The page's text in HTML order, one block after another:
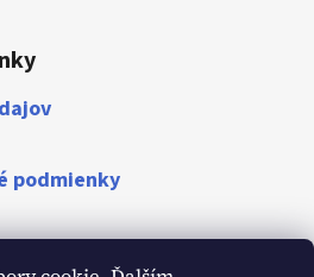
podmienky